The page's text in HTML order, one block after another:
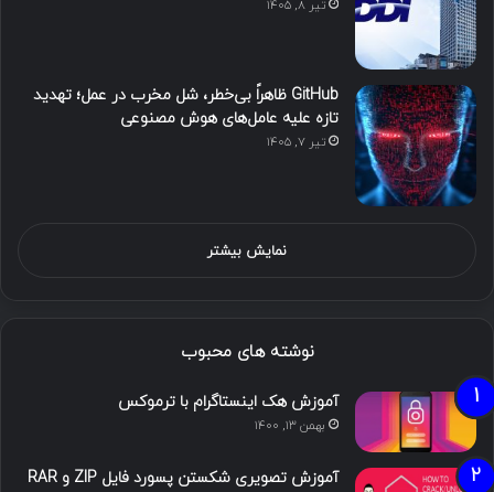
تیر ۸, ۱۴۰۵
GitHub ظاهراً بی‌خطر، شل مخرب در عمل؛ تهدید
تازه علیه عامل‌های هوش مصنوعی
تیر ۷, ۱۴۰۵
نمایش بیشتر
نوشته های محبوب
آموزش هک اینستاگرام با ترموکس
بهمن ۱۳, ۱۴۰۰
آموزش تصویری شکستن پسورد فایل ZIP و RAR